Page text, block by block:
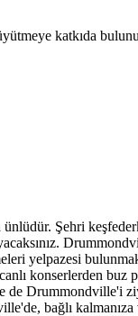
katkıda
Şehri
yelpazesi
konserlerden buz
de Drummondville'i
bağlı kalmanıza